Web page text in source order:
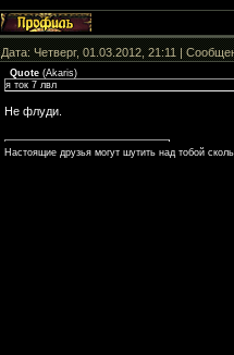
Дата: Четверг, 01.03.2012, 21:11 |
Quote (Akaris)
я ток 7 лвл
Не флуди.
Настоящие друзья могут шутить над тобой